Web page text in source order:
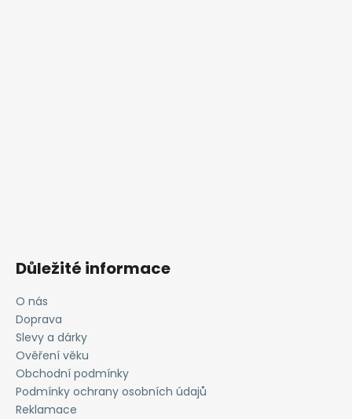
Důležité informace
O nás
Doprava
Slevy a dárky
Ověření věku
Obchodní podmínky
Podmínky ochrany osobních údajů
Reklamace